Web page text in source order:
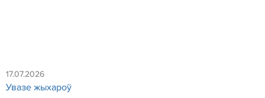
17.07.2026
Увазе жыхароў